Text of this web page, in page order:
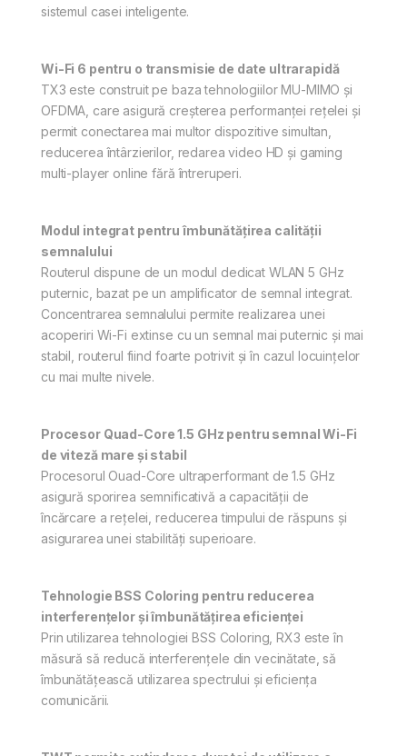
sistemul casei inteligente.
Wi-Fi 6 pentru o transmisie de date ultrarapidă
TX3 este construit pe baza tehnologiilor MU-MIMO și
OFDMA, care asigură creșterea performanței rețelei și
permit conectarea mai multor dispozitive simultan,
reducerea întârzierilor, redarea video HD și gaming
multi-player online fără întreruperi.
Modul integrat pentru îmbunătățirea calității
semnalului
Routerul dispune de un modul dedicat WLAN 5 GHz
puternic, bazat pe un amplificator de semnal integrat.
Concentrarea semnalului permite realizarea unei
acoperiri Wi-Fi extinse cu un semnal mai puternic și mai
stabil, routerul fiind foarte potrivit și în cazul locuințelor
cu mai multe nivele.
Procesor Quad-Core 1.5 GHz pentru semnal Wi-Fi
de viteză mare și stabil
Procesorul Ouad-Core ultraperformant de 1.5 GHz
asigură sporirea semnificativă a capacității de
încărcare a rețelei, reducerea timpului de răspuns și
asigurarea unei stabilități superioare.
Tehnologie BSS Coloring pentru reducerea
interferențelor și îmbunătățirea eficienței
Prin utilizarea tehnologiei BSS Coloring, RX3 este în
măsură să reducă interferențele din vecinătate, să
îmbunătățească utilizarea spectrului și eficiența
comunicării.